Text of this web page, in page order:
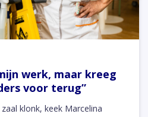
werk, maar kreeg
voor terug”
klonk, keek Marcelina